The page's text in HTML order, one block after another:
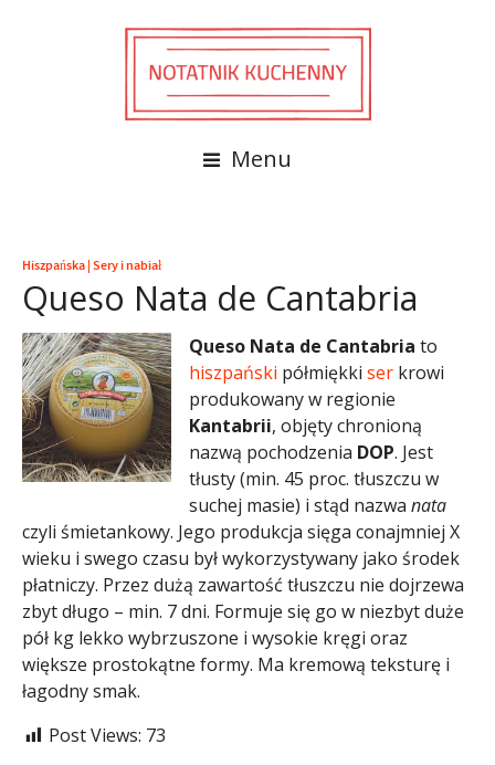
Menu
Hiszpańska|Sery i nabiał
Queso Nata de Cantabria
Queso Nata de Cantabria to
hiszpański półmiękki ser krowi
produkowany w regionie
Kantabrii, objęty chronioną
nazwą pochodzenia DOP. Jest
tłusty (min. 45 proc. tłuszczu w
suchej masie) i stąd nazwa nata
czyli śmietankowy. Jego produkcja sięga conajmniej X
wieku i swego czasu był wykorzystywany jako środek
płatniczy. Przez dużą zawartość tłuszczu nie dojrzewa
zbyt długo – min. 7 dni. Formuje się go w niezbyt duże
pół kg lekko wybrzuszone i wysokie kręgi oraz
większe prostokątne formy. Ma kremową teksturę i
łagodny smak.
Post Views: 73